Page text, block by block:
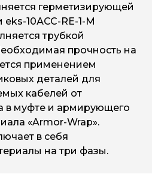
герметизирующей
eks-10АСС-RE-1-М
трубкой
прочность на
применением
деталей для
кабелей от
в муфте и армирующего
«Armor-Wrap».
в себя
на три фазы.